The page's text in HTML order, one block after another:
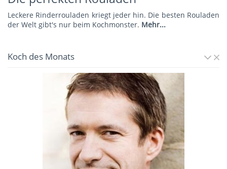
Leckere Rinderrouladen kriegt jeder hin. Die besten Rouladen
der Welt gibt's nur beim Kochmonster. Mehr...
Koch des Monats